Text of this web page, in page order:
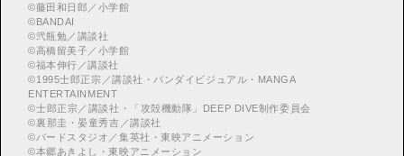
©藤田和日郎／小学館
©BANDAI
©弐瓶勉／講談社
©高橋留美子／小学館
©福本伸行／講談社
©︎1995士郎正宗／講談社・バンダイビジュアル・MANGA
ENTERTAINMENT
©︎士郎正宗／講談社・「攻殻機動隊」DEEP DIVE制作委員会
©︎裏那圭・晏童秀吉／講談社
©バードスタジオ／集英社・東映アニメーション
©本郷あきよし・東映アニメーション